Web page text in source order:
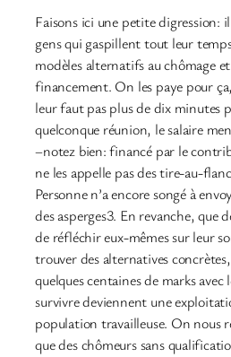
Faisons ici une petite digression:
gens qui gaspillent tout leur
modèles alternatifs au chômage
financement. On les paye pour
leur faut pas plus de dix minutes
quelconque réunion, le salaire
–notez bien: financé par le
ne les appelle pas des tire-au-
Personne n’a encore songé à
des asperges3. En revanche, que
de réfléchir eux-mêmes sur leur
trouver des alternatives
quelques centaines de marks avec
survivre deviennent une
population travailleuse. On nous
que des chômeurs sans